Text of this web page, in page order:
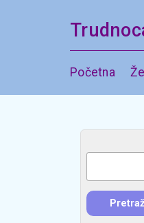
Početna